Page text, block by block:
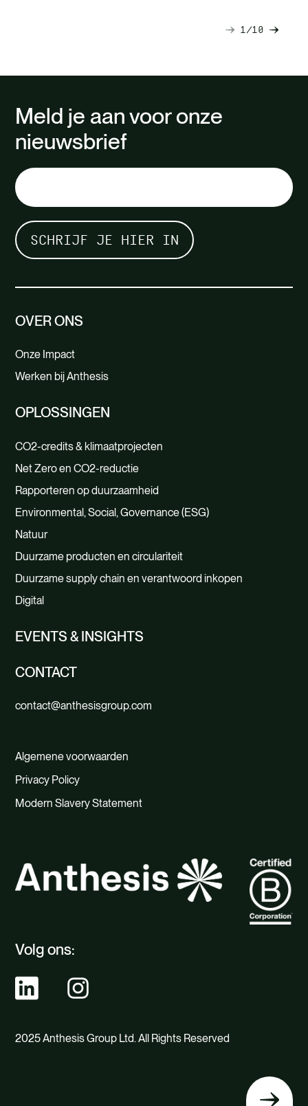
Volgende
1 10
Meld je aan voor onze
nieuwsbrief
Volg ons:
2025 Anthesis Group Ltd. All Rights Reserved
OVER ONS
Onze Impact
Werken bij Anthesis
OPLOSSINGEN
CO2-credits & klimaatprojecten
Net Zero en CO2-reductie
Rapporteren op duurzaamheid
Environmental, Social, Governance (ESG)
Natuur
Duurzame producten en circulariteit
Duurzame supply chain en verantwoord inkopen
Digital
EVENTS & INSIGHTS
CONTACT
contact@anthesisgroup.com
Algemene voorwaarden
Privacy Policy
Modern Slavery Statement
Terug